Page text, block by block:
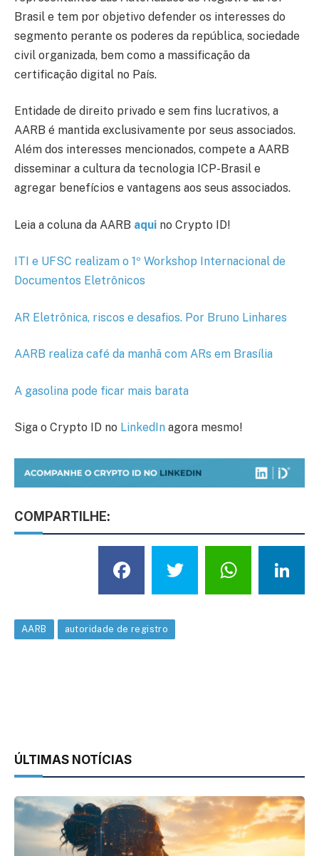
Brasil e tem por objetivo defender os interesses do
segmento perante os poderes da república, sociedade
civil organizada, bem como a massificação da
certificação digital no País.
Entidade de direito privado e sem fins lucrativos, a
AARB é mantida exclusivamente por seus associados.
Além dos interesses mencionados, compete a AARB
disseminar a cultura da tecnologia ICP-Brasil e
agregar benefícios e vantagens aos seus associados.
Leia a coluna da AARB aqui no Crypto ID!
ITI e UFSC realizam o 1º Workshop Internacional de
Documentos Eletrônicos
AR Eletrônica, riscos e desafios. Por Bruno Linhares
AARB realiza café da manhã com ARs em Brasília
A gasolina pode ficar mais barata
Siga o Crypto ID no LinkedIn agora mesmo!
COMPARTILHE:
Facebook
Twitter
AARB autoridade de registro
ÚLTIMAS NOTÍCIAS